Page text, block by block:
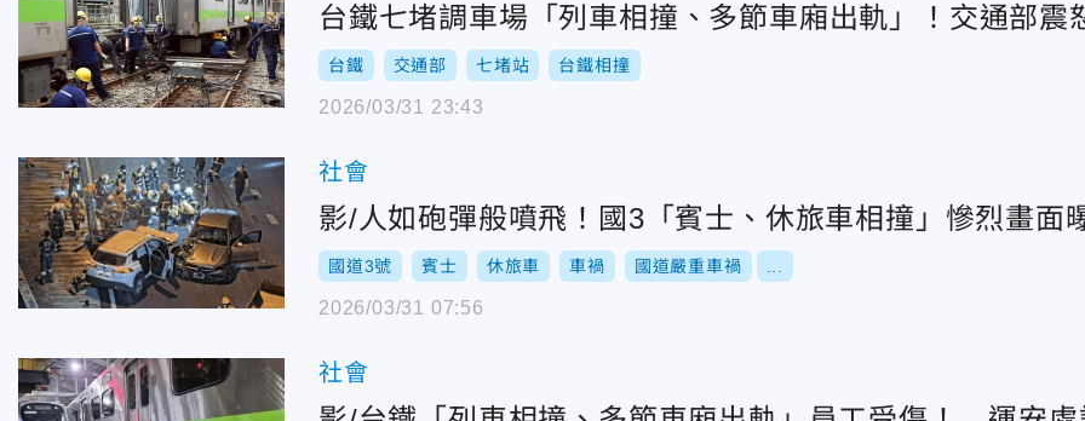
台鐵七堵調車場「列車相撞、多節車廂出軌」！交通部震
台鐵 交通部 七堵站 台鐵相撞
2026/03/31 23:43
社會
影/人如砲彈般噴飛！國3「賓士、休旅車相撞」慘烈畫面
國道3號 賓士 休旅車 車禍 國道嚴重車禍
2026/03/31 07:56
社會